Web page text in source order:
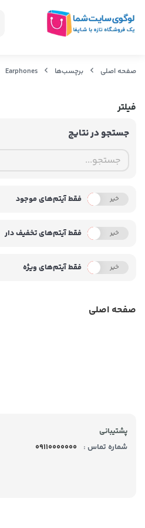
صفحه اصلی برچسب‌ها Earphones
فیلتر
جستجو در نتایج
بله خیر فقط آیتم‌های موجود
بله خیر فقط آیتم‌های تخفیف دار
بله خیر فقط آیتم‌های ویژه
صفحه اصلی
پشتیبانی
شماره تماس :
09110000000